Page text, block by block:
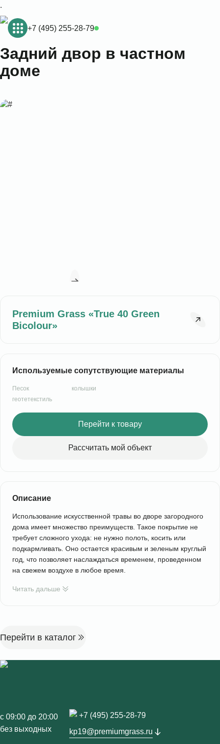
.
+7 (495) 255-28-79
Задний двор в частном
доме
Premium Grass «True 40 Green
Bicolour»
Используемые сопутствующие материалы
Песок
колышки
геотетекстиль
Перейти к товару
Рассчитать мой объект
Описание
Использование искусственной травы во дворе загородного
дома имеет множество преимуществ. Такое покрытие не
требует сложного ухода: не нужно полоть, косить или
подкармливать. Оно остается красивым и зеленым круглый
год, что позволяет наслаждаться временем, проведенном
на свежем воздухе в любое время.
Читать дальше
Перейти в каталог
с 09:00 до 20:00
без выходных
+7 (495) 255-28-79
kp19@premiumgrass.ru